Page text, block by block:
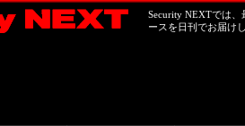
Security NEXTでは
ースを日刊でお届け